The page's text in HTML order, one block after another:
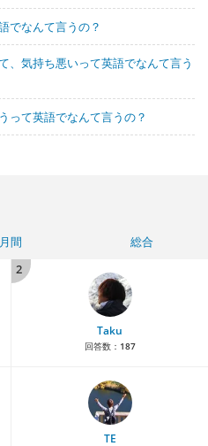
でなんて言うの？
、気持ち悪いって英語でなんて言う
って英語でなんて言うの？
月間
総合
2
Taku
回答数： 187
TE